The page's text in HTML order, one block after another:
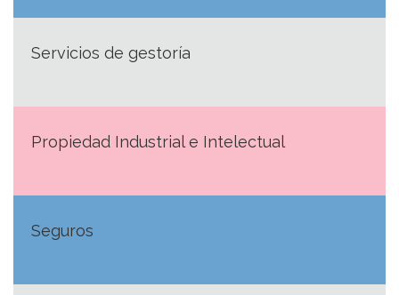
Servicios de gestoría
Propiedad Industrial e Intelectual
Seguros